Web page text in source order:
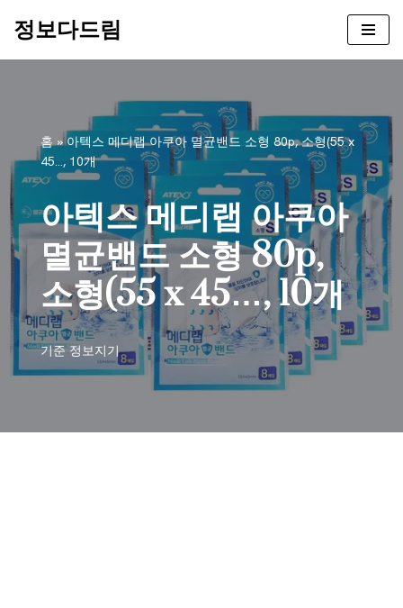
너
뛰
정보다드림
홈»아텍스 메디랩 아쿠아 멸균밴드 소형 80p, 소형(55 x
45…, 10개
아텍스 메디랩 아쿠아
멸균밴드 소형 80p,
소형(55 x 45…, 10개
기준 정보지기